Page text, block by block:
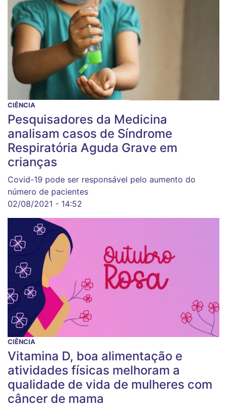
CIÊNCIA
Pesquisadores da Medicina
analisam casos de Síndrome
Respiratória Aguda Grave em
crianças
Covid-19 pode ser responsável pelo aumento do
número de pacientes
02/08/2021 - 14:52
CIÊNCIA
Vitamina D, boa alimentação e
atividades físicas melhoram a
qualidade de vida de mulheres com
câncer de mama